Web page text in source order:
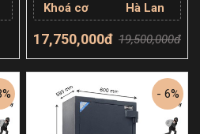
Khoá cơ
Hà Lan
17,750,000đ 19,500,000đ
Thêm giỏ hàng
- 6%